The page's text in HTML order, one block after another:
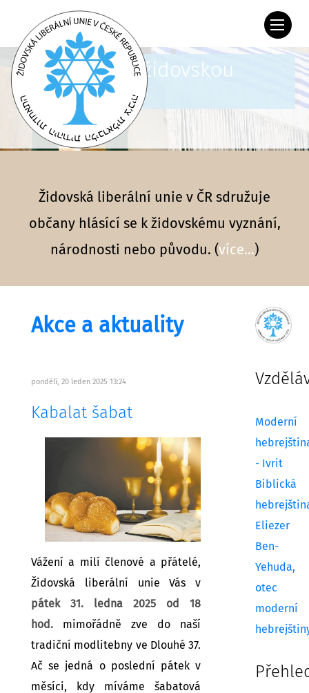
ŽLU ... brání židovskou
pospolitost
Židovská liberální unie v ČR sdružuje
občany hlásící se k židovskému vyznání,
národnosti nebo původu. (více...)
Akce a aktuality
pondělí, 20 leden 2025 13:24
Kabalat šabat
Vážení a milí členové a přátelé,
Židovská liberální unie Vás v
pátek 31. ledna 2025 od 18
hod. mimořádně zve do naší
tradiční modlitebny ve Dlouhé 37.
Ač se jedná o poslední pátek v
měsíci, kdy míváme šabatová
Moderní
- Ivrit
Biblická
Eliezer
Ben-
Yehuda,
otec
moderní